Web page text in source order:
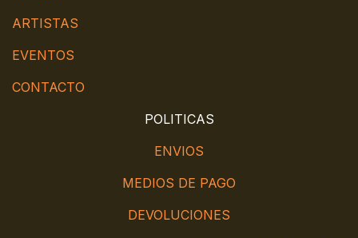
ARTISTAS
EVENTOS
CONTACTO
POLITICAS
ENVIOS
MEDIOS DE PAGO
DEVOLUCIONES